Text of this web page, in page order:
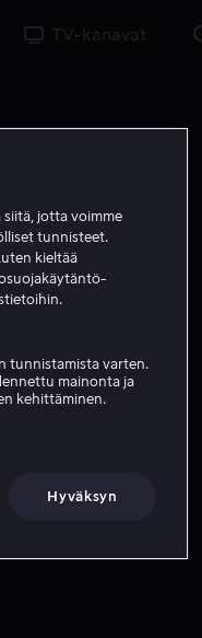
TV-kanavat
siitä, jotta voimme
tunnisteet.
kieltää
tunnistamista varten.
mainonta ja
kehittäminen.
Hyväksyn